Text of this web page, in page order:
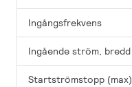
Ingångsfrekvens
Ingående ström, bredd
Startströmstopp (max)